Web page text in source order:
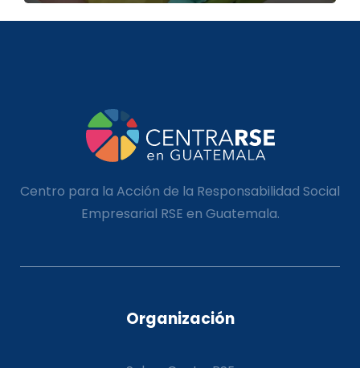
Centro para la Acción de la Responsabilidad Social
Empresarial RSE en Guatemala.
Organización